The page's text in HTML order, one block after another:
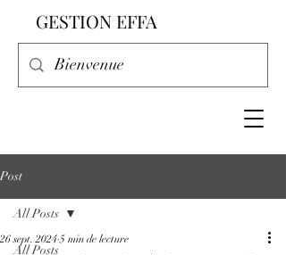
GESTION EFFA
Post
All Posts
All Posts
26 sept. 2024 5 min de lecture